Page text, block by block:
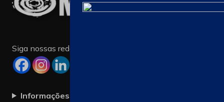
Siga nossas redes sociais
Informações de Contato